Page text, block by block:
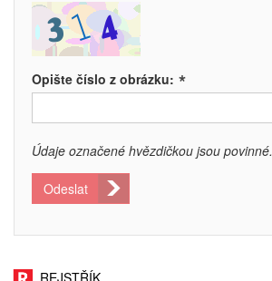
Opište číslo z obrázku: *
Údaje označené hvězdičkou jsou povinné.
Odeslat
REJSTŘÍK